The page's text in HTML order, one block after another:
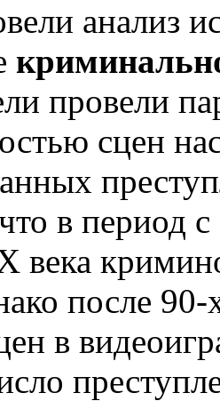
анализ
провели
сцен
в период
века
после 90-
в